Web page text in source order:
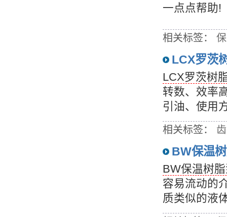
一点点帮助!
相关标签：
LCX罗茨
LCX罗茨树
转数、效率
引油、使用
相关标签：
BW保温
BW保温树
容易流动的
质类似的液